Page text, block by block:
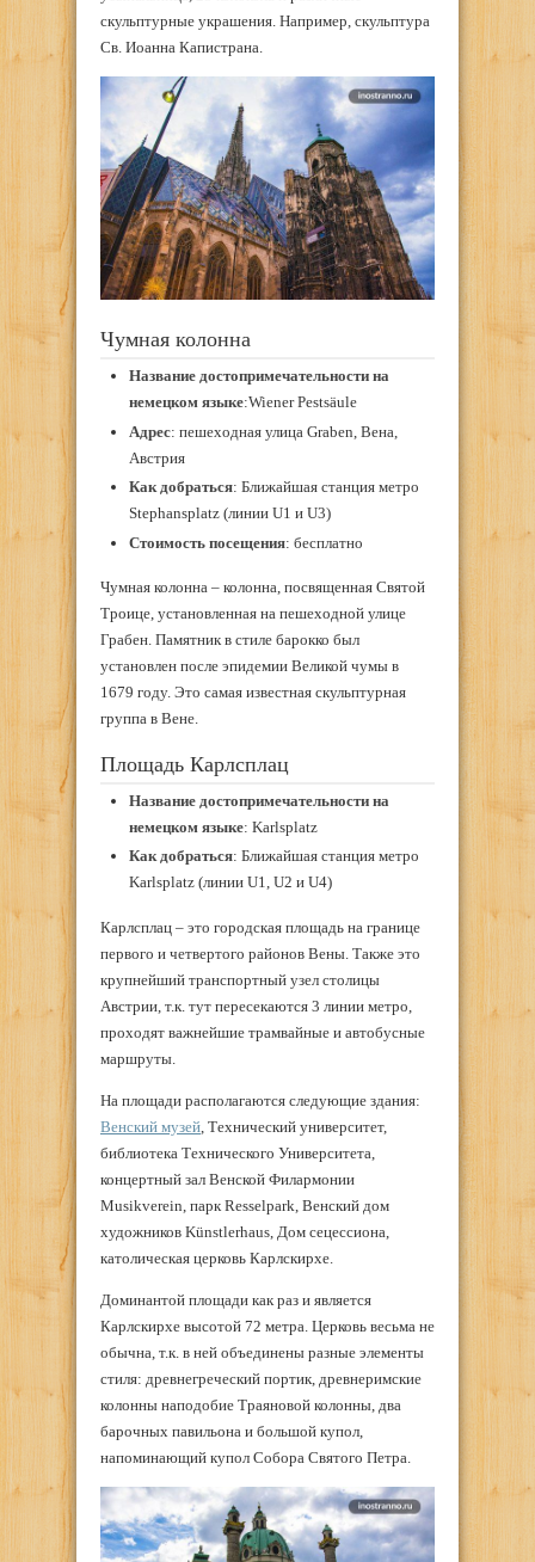
скульптурные украшения. Например, скульптура
Св. Иоанна Капистрана.
Чумная колонна
Название достопримечательности на
немецком языке:Wiener Pestsäule
Адрес: пешеходная улица Graben, Вена,
Австрия
Как добраться: Ближайшая станция метро
Stephansplatz (линии U1 и U3)
Стоимость посещения: бесплатно
Чумная колонна – колонна, посвященная Святой
Троице, установленная на пешеходной улице
Грабен. Памятник в стиле барокко был
установлен после эпидемии Великой чумы в
1679 году. Это самая известная скульптурная
группа в Вене.
Площадь Карлсплац
Название достопримечательности на
немецком языке: Karlsplatz
Как добраться: Ближайшая станция метро
Karlsplatz (линии U1, U2 и U4)
Карлсплац – это городская площадь на границе
первого и четвертого районов Вены. Также это
крупнейший транспортный узел столицы
Австрии, т.к. тут пересекаются 3 линии метро,
проходят важнейшие трамвайные и автобусные
маршруты.
На площади располагаются следующие здания:
Венский музей , Технический университет,
библиотека Технического Университета,
концертный зал Венской Филармонии
Musikverein, парк Resselpark, Венский дом
художников Künstlerhaus, Дом сецессиона,
католическая церковь Карлскирхе.
Доминантой площади как раз и является
Карлскирхе высотой 72 метра. Церковь весьма не
обычна, т.к. в ней объединены разные элементы
стиля: древнегреческий портик, древнеримские
колонны наподобие Траяновой колонны, два
барочных павильона и большой купол,
напоминающий купол Собора Святого Петра.